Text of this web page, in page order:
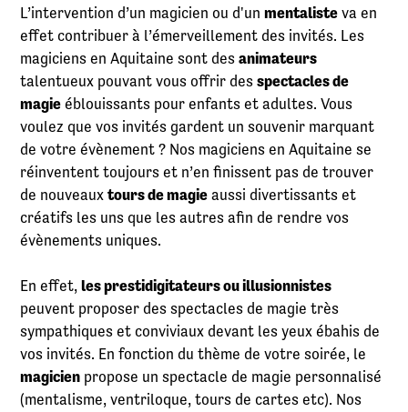
L’intervention d’un magicien ou d'unmentaliste va en
effet contribuer à l’émerveillement des invités. Les
magiciens en Aquitaine sont desanimateurs
talentueux pouvant vous offrir desspectacles de
magie éblouissants pour enfants et adultes. Vous
voulez que vos invités gardent un souvenir marquant
de votre évènement ? Nos magiciens en Aquitaine se
réinventent toujours et n’en finissent pas de trouver
de nouveauxtours de magie aussi divertissants et
créatifs les uns que les autres afin de rendre vos
évènements uniques.
En effet,les prestidigitateurs ou illusionnistes
peuvent proposer des spectacles de magie très
sympathiques et conviviaux devant les yeux ébahis de
vos invités. En fonction du thème de votre soirée, le
magicien propose un spectacle de magie personnalisé
(mentalisme, ventriloque, tours de cartes etc). Nos